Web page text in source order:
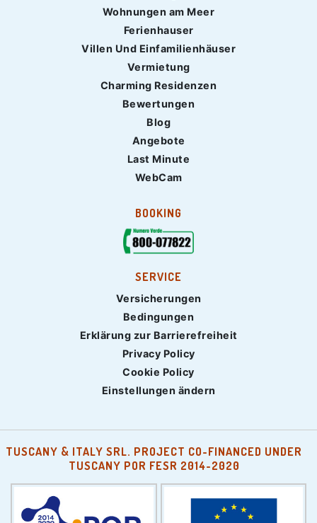
Wohnungen am Meer
Ferienhauser
Villen Und Einfamilienhäuser
Vermietung
Charming Residenzen
Bewertungen
Blog
Angebote
Last Minute
WebCam
BOOKING
SERVICE
Versicherungen
Bedingungen
Erklärung zur Barrierefreiheit
Privacy Policy
Cookie Policy
Einstellungen ändern
TUSCANY & ITALY SRL. PROJECT CO-FINANCED UNDER
TUSCANY POR FESR 2014-2020